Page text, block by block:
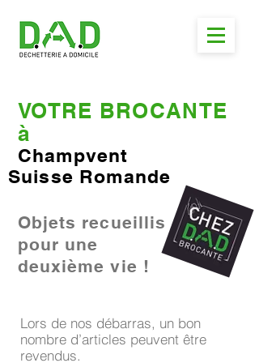
VOTRE BROCANTE
à
Champvent
Suisse Romande
Objets recueillis
pour une
deuxième vie !
Lors de nos débarras, un bon
nombre d’articles peuvent être
revendus.